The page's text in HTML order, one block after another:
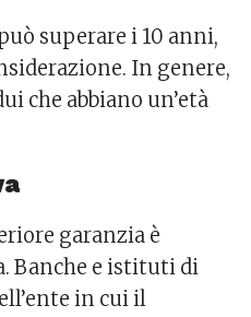
superare i 10 anni,
In genere,
che abbiano un’età
garanzia è
Banche e istituti di
in cui il